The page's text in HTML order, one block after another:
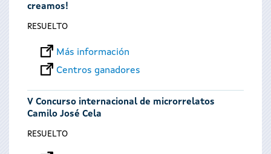
creamos!
RESUELTO
Más información
Centros ganadores
V Concurso internacional de microrrelatos
Camilo José Cela
RESUELTO